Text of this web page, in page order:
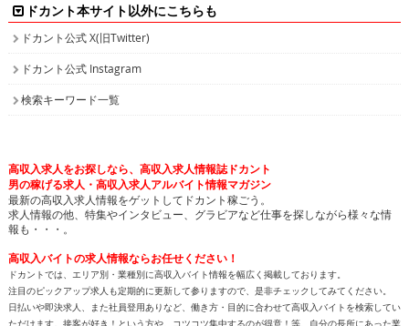
ドカント本サイト以外にこちらも
ドカント公式 X(旧Twitter)
ドカント公式 Instagram
検索キーワード一覧
高収入求人をお探しなら、高収入求人情報誌ドカント
男の稼げる求人・高収入求人アルバイト情報マガジン
最新の高収入求人情報をゲットしてドカント稼ごう。
求人情報の他、特集やインタビュー、グラビアなど仕事を探しながら様々な情
報も・・・。
高収入バイトの求人情報ならお任せください！
ドカントでは、エリア別・業種別に高収入バイト情報を幅広く掲載しております。
注目のピックアップ求人も定期的に更新して参りますので、是非チェックしてみてください。
日払いや即決求人、また社員登用ありなど、働き方・目的に合わせて高収入バイトを検索してい
ただけます。接客が好き！という方や、コツコツ集中するのが得意！等、自分の長所にあった業